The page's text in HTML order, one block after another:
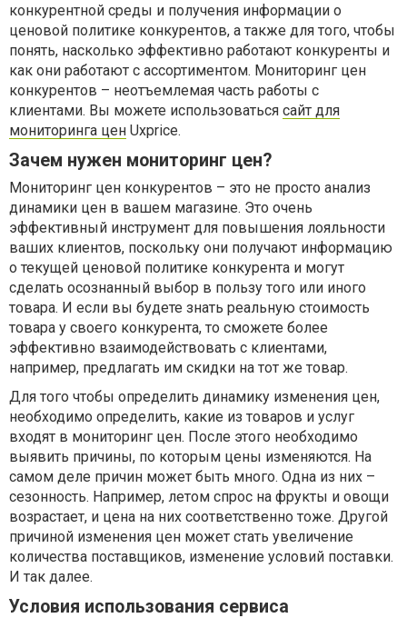
конкурентной среды и получения информации о
ценовой политике конкурентов, а также для того, чтобы
понять, насколько эффективно работают конкуренты и
как они работают с ассортиментом. Мониторинг цен
конкурентов – неотъемлемая часть работы с
клиентами. Вы можете использоваться сайт для
мониторинга цен Uxprice.
Зачем нужен мониторинг цен?
Мониторинг цен конкурентов – это не просто анализ
динамики цен в вашем магазине. Это очень
эффективный инструмент для повышения лояльности
ваших клиентов, поскольку они получают информацию
о текущей ценовой политике конкурента и могут
сделать осознанный выбор в пользу того или иного
товара. И если вы будете знать реальную стоимость
товара у своего конкурента, то сможете более
эффективно взаимодействовать с клиентами,
например, предлагать им скидки на тот же товар.
Для того чтобы определить динамику изменения цен,
необходимо определить, какие из товаров и услуг
входят в мониторинг цен. После этого необходимо
выявить причины, по которым цены изменяются. На
самом деле причин может быть много. Одна из них –
сезонность. Например, летом спрос на фрукты и овощи
возрастает, и цена на них соответственно тоже. Другой
причиной изменения цен может стать увеличение
количества поставщиков, изменение условий поставки.
И так далее.
Условия использования сервиса